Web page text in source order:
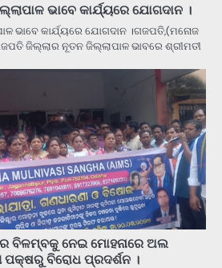
ଭାବେ କାର୍ଯ୍ୟରେ ଯୋଗଦାନ ।
ଭାବେ କାର୍ଯ୍ୟରେ ଯୋଗଦାନ ।ଗଜପତି,(ମନୋଜ
ଜିଲ୍ଲାର ନୂତନ ଜିଲ୍ଲାପାଳ ଭାବରେ ଶ୍ରୀମତୀ
ବିଳମ୍ବକୁ ନେଇ ମୋହନାରେ ଅଲ
ପକ୍ଷରୁ ବିରୋଧ ପ୍ରଦର୍ଶନ ।